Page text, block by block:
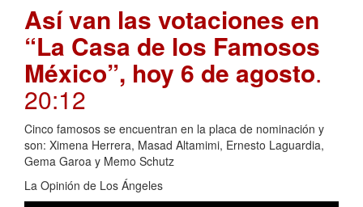
Así van las votaciones en
“La Casa de los Famosos
México”, hoy 6 de agosto.
20:12
Cinco famosos se encuentran en la placa de nominación y
son: Ximena Herrera, Masad Altamimi, Ernesto Laguardia,
Gema Garoa y Memo Schutz
La Opinión de Los Ángeles